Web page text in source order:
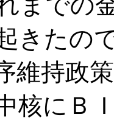
きたの
維持政
核にＢ